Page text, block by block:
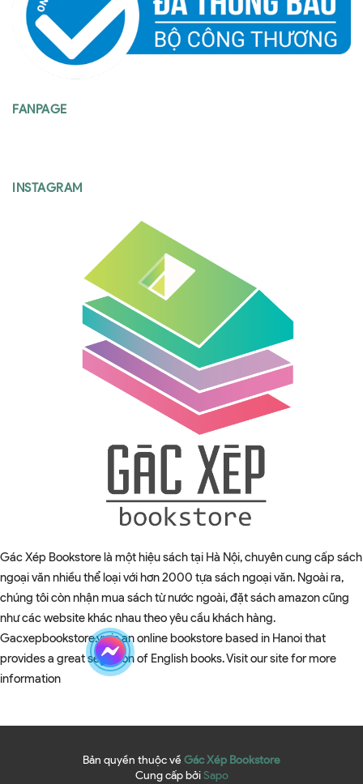
FANPAGE
INSTAGRAM
Gác Xép Bookstore là một hiệu sách tại Hà Nội, chuyên cung cấp sách
ngoại văn nhiều thể loại với hơn 2000 tựa sách ngoại văn. Ngoài ra,
chúng tôi còn nhận mua sách từ nước ngoài, đặt sách amazon cũng
như các website khác nhau theo yêu cầu khách hàng.
Gacxepbookstore.vn is an online bookstore based in Hanoi that
provides a great selection of English books. Visit our site for more
information
Bản quyền thuộc về Gác Xép Bookstore
Cung cấp bởi Sapo